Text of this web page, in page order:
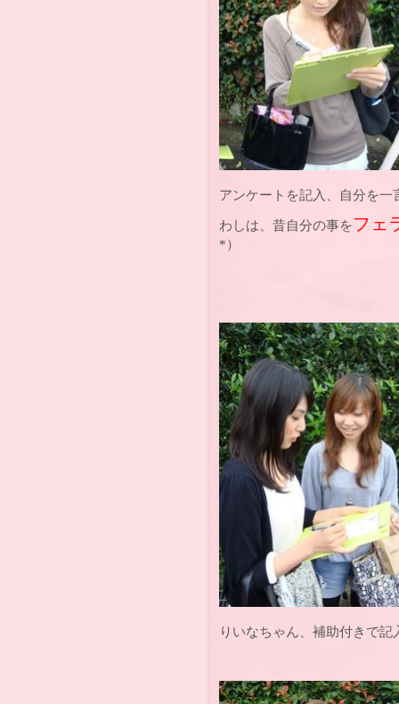
アンケートを記入、自分を
わしは、昔自分の事をフェ
*）
りいなちゃん、補助付きで記